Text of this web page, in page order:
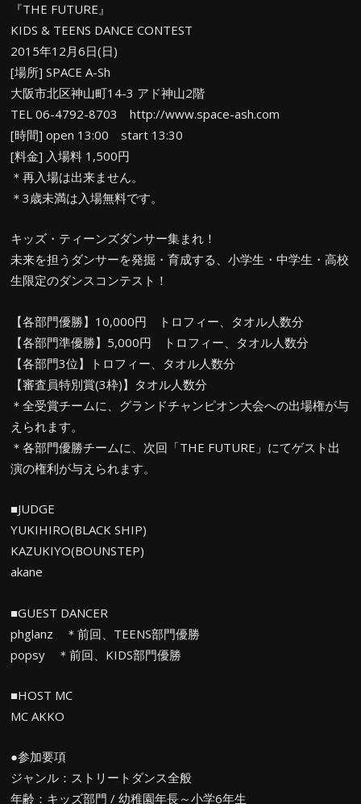
『THE FUTURE』
KIDS & TEENS DANCE CONTEST
2015年12月6日(日)
[場所] SPACE A-Sh
大阪市北区神山町14-3 アド神山2階
TEL 06-4792-8703 http://www.space-ash.com
[時間] open 13:00 start 13:30
[料金] 入場料 1,500円
＊再入場は出来ません。
＊3歳未満は入場無料です。
キッズ・ティーンズダンサー集まれ！
未来を担うダンサーを発掘・育成する、小学生・中学生・高校
生限定のダンスコンテスト！
【各部門優勝】10,000円 トロフィー、タオル人数分
【各部門準優勝】5,000円 トロフィー、タオル人数分
【各部門3位】トロフィー、タオル人数分
【審査員特別賞(3枠)】タオル人数分
＊全受賞チームに、グランドチャンピオン大会への出場権が与
えられます。
＊各部門優勝チームに、次回「THE FUTURE」にてゲスト出
演の権利が与えられます。
■JUDGE
YUKIHIRO(BLACK SHIP)
KAZUKIYO(BOUNSTEP)
akane
■GUEST DANCER
phglanz ＊前回、TEENS部門優勝
popsy ＊前回、KIDS部門優勝
■HOST MC
MC AKKO
●参加要項
ジャンル：ストリートダンス全般
年齢：キッズ部門 / 幼稚園年長～小学6年生